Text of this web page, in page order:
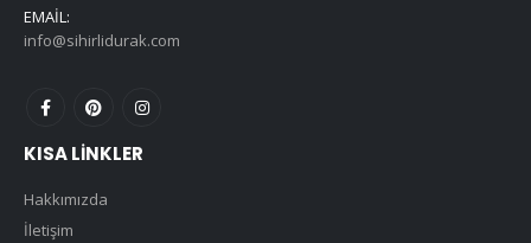
EMAIL:
info@sihirlidurak.com
KISA LINKLER
Hakkımızda
İletişim